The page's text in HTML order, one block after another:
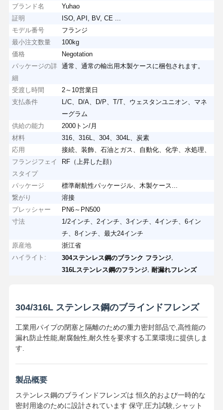
ブランド名
Yuhao
証明
ISO, API, BV, CE ...
モデル番号
フランジ
最小注文数量
100kg
価格
Negotation
パッケージの詳
細
通常、通常の輸出用木製ケースに梱包されます。
受渡し時間
2～10営業日
支払条件
L/C、D/A、D/P、T/T、ウェスタンユニオン、マネ
ーグラム
供給の能力
2000トン/月
材料
316、316L、304、304L、炭素
応用
接続、装飾、石油とガス、自動化、化学、水処理、
フランジフェイ
スタイプ
RF（上昇した顔）
パッケージ
標準耐航性パッケージル、木製ケース...
繋がり
溶接
プレッシャー
PN6～PN500
寸法
1/2インチ、2インチ、3インチ、4インチ、6イン
チ、8インチ、最大24インチ
原産地
浙江省
ハイライト:
304ステンレス鋼のブランク フランジ
316Lステンレス鋼のフランジ ,耐漏れフレンズ
304/316L ステンレス鋼のブラインドフレンズ
工業用パイプの閉塞と隔離のための重力密封部品で,高性能の
漏れ防止性能,耐腐蝕性,耐久性を要求する工業環境に提供しま
す.
製品概要
ステンレス鋼のブラインドフレンズは 恒久的および一時的な
密封用途のために設計されています 保守,圧力試験,シャット